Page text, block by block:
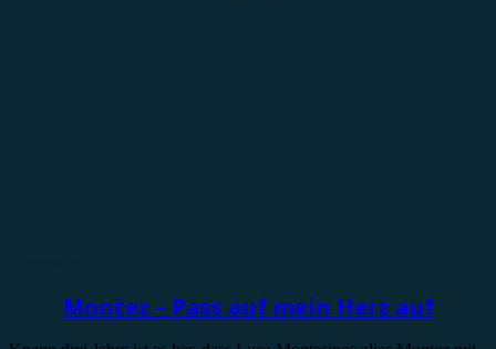
Montez – Pass auf mein Herz auf